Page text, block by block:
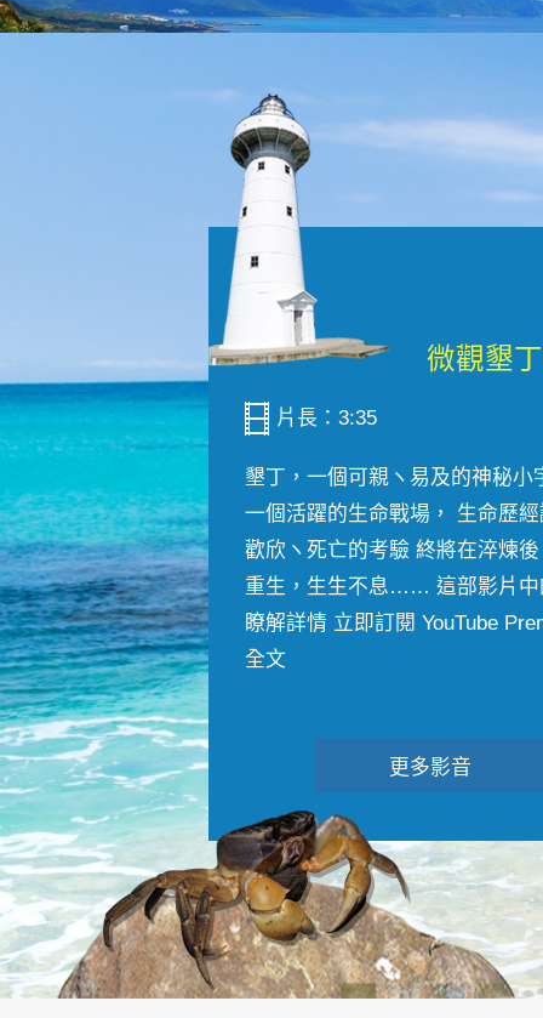
片長：3:35
墾丁，一個可親ヽ易及的神秘小
一個活躍的生命戰場， 生命歷
歡欣ヽ死亡的考驗 終將在淬煉
重生，生生不息…… 這部影片中
瞭解詳情 立即訂閱 YouTube
全文
更多影音